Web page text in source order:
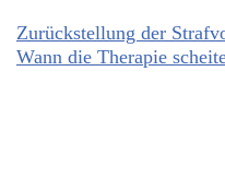
Zurückstellung der
Wann die Therapie